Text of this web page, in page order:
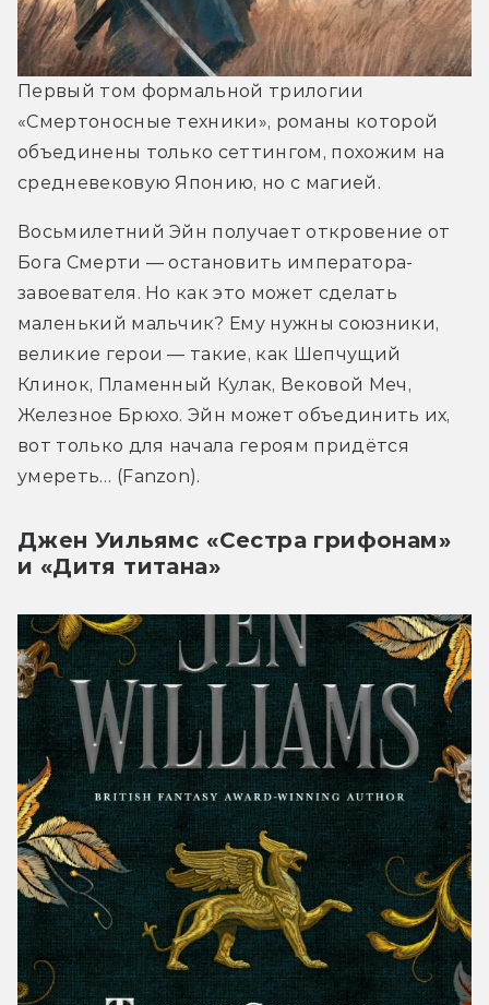
Первый том формальной трилогии
«Смертоносные техники», романы которой
объединены только сеттингом, похожим на
средневековую Японию, но с магией.
Восьмилетний Эйн получает откровение от
Бога Смерти ― остановить императора-
завоевателя. Но как это может сделать
маленький мальчик? Ему нужны союзники,
великие герои ― такие, как Шепчущий
Клинок, Пламенный Кулак, Вековой Меч,
Железное Брюхо. Эйн может объединить их,
вот только для начала героям придётся
умереть… (Fanzon).
Джен Уильямс «Сестра грифонам»
и «Дитя титана»